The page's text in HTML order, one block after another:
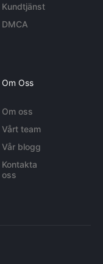
Kundtjänst
DMCA
Om Oss
Om oss
Vårt team
Vår blogg
Kontakta
oss